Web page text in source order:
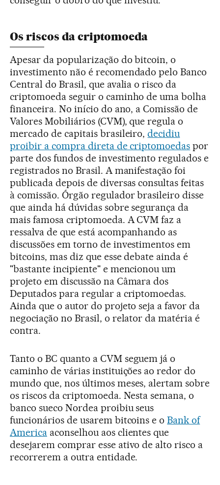
Os riscos da criptomoeda
Apesar da popularização do bitcoin, o
investimento não é recomendado pelo Banco
Central do Brasil, que avalia o risco da
criptomoeda seguir o caminho de uma bolha
financeira. No início do ano, a Comissão de
Valores Mobiliários (CVM), que regula o
mercado de capitais brasileiro,decidiu
proibir a compra direta de criptomoedas por
parte dos fundos de investimento regulados e
registrados no Brasil. A manifestação foi
publicada depois de diversas consultas feitas
à comissão. Órgão regulador brasileiro disse
que ainda há dúvidas sobre segurança da
mais famosa criptomoeda. A CVM faz a
ressalva de que está acompanhando as
discussões em torno de investimentos em
bitcoins, mas diz que esse debate ainda é
"bastante incipiente" e mencionou um
projeto em discussão na Câmara dos
Deputados para regular a criptomoedas.
Ainda que o autor do projeto seja a favor da
negociação no Brasil, o relator da matéria é
contra.
Tanto o BC quanto a CVM seguem já o
caminho de várias instituições ao redor do
mundo que, nos últimos meses, alertam sobre
os riscos da criptomoeda. Nesta semana, o
banco sueco Nordea proibiu seus
funcionários de usarem bitcoins e oBank of
Americaaconselhou aos clientes que
desejarem comprar esse ativo de alto risco a
recorrerem a outra entidade.